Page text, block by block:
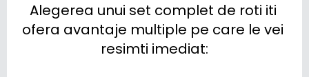
Alegerea unui set complet de roti iti
ofera avantaje multiple pe care le vei
resimti imediat: